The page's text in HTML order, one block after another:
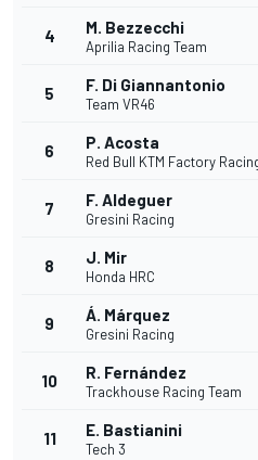
4 M. Bezzecchi
Aprilia Racing Team
5 F. Di Giannantonio
Team VR46
6 P. Acosta
Red Bull KTM Factory
7 F. Aldeguer
Gresini Racing
8 J. Mir
Honda HRC
9 Á. Márquez
Gresini Racing
10 R. Fernández
Trackhouse Racing Team
11 E. Bastianini
Tech 3